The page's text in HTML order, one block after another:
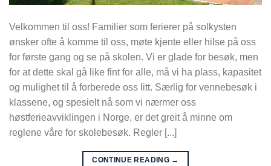
Velkommen til oss! Familier som ferierer på solkysten
ønsker ofte å komme til oss, møte kjente eller hilse på oss
for første gang og se på skolen. Vi er glade for besøk, men
for at dette skal gå like fint for alle, må vi ha plass, kapasitet
og mulighet til å forberede oss litt. Særlig for vennebesøk i
klassene, og spesielt nå som vi nærmer oss
høstferieavviklingen i Norge, er det greit å minne om
reglene våre for skolebesøk. Regler [...]
CONTINUE READING →